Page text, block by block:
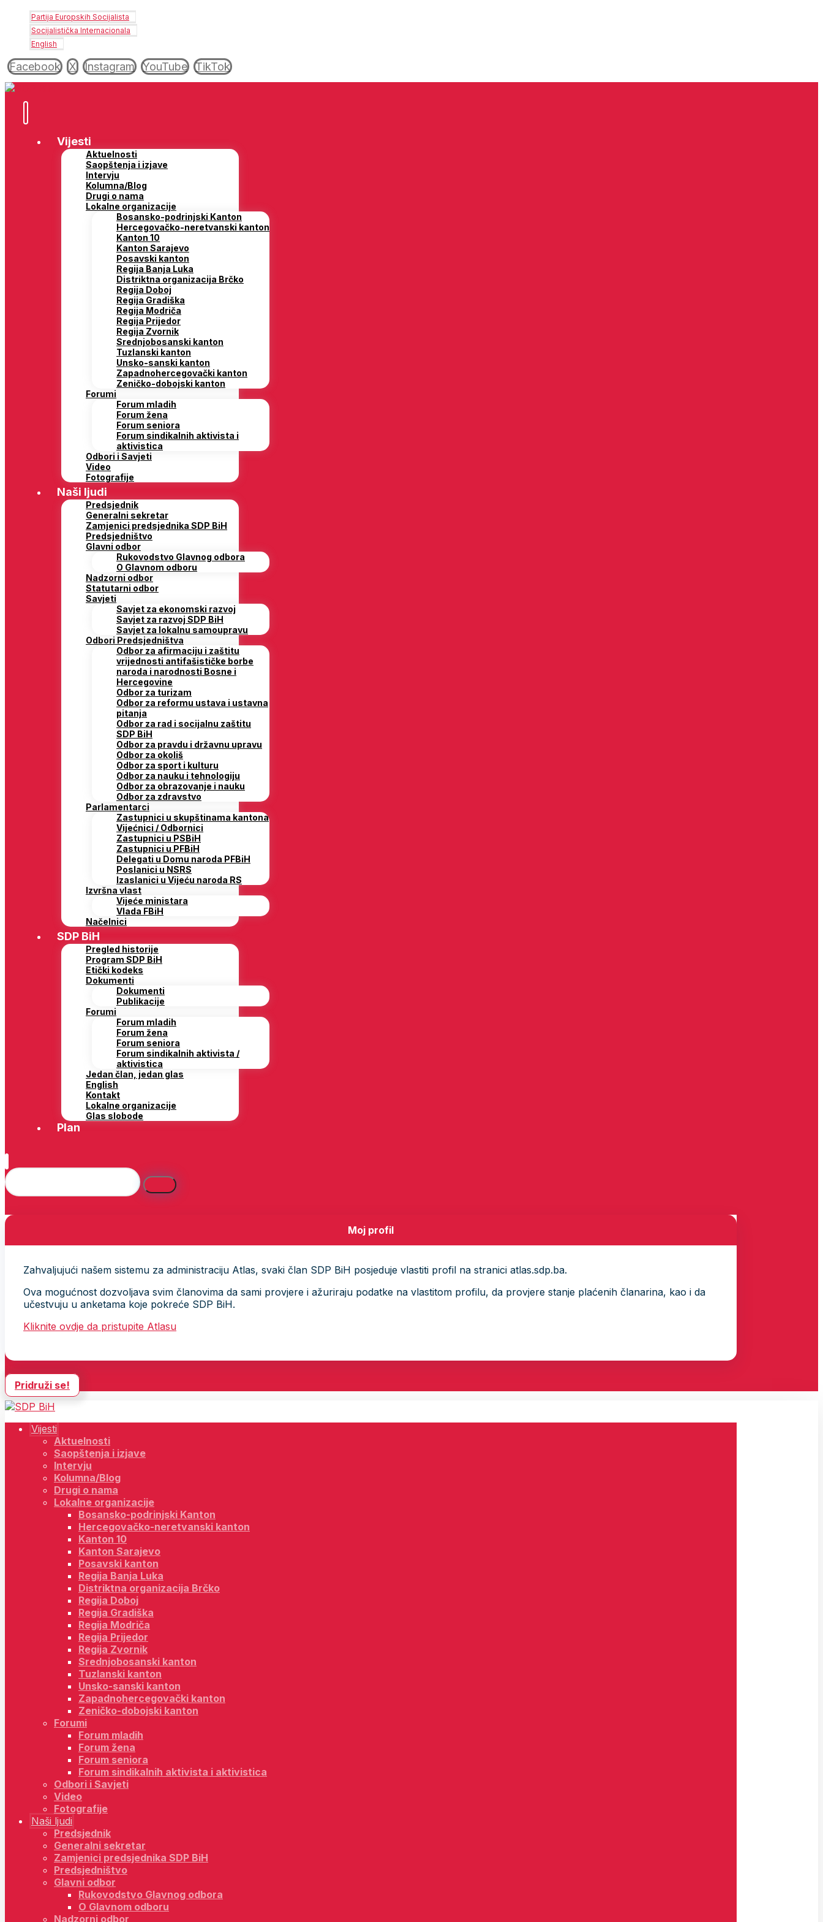
Partija Europskih Socijalista
Socijalistička Internacionala
English
Facebook X Instagram YouTube TikTok
Vijesti
Aktuelnosti
Saopštenja i izjave
Intervju
Kolumna/Blog
Drugi o nama
Lokalne organizacije
Bosansko-podrinjski Kanton
Hercegovačko-neretvanski kanton
Kanton 10
Kanton Sarajevo
Posavski kanton
Regija Banja Luka
Distriktna organizacija Brčko
Regija Doboj
Regija Gradiška
Regija Modriča
Regija Prijedor
Regija Zvornik
Srednjobosanski kanton
Tuzlanski kanton
Unsko-sanski kanton
Zapadnohercegovački kanton
Zeničko-dobojski kanton
Forumi
Forum mladih
Forum žena
Forum seniora
Forum sindikalnih aktivista i
aktivistica
Odbori i Savjeti
Video
Fotografije
Naši ljudi
Predsjednik
Generalni sekretar
Zamjenici predsjednika SDP BiH
Predsjedništvo
Glavni odbor
Rukovodstvo Glavnog odbora
O Glavnom odboru
Nadzorni odbor
Statutarni odbor
Savjeti
Savjet za ekonomski razvoj
Savjet za razvoj SDP BiH
Savjet za lokalnu samoupravu
Odbori Predsjedništva
Odbor za afirmaciju i zaštitu
vrijednosti antifašističke borbe
naroda i narodnosti Bosne i
Hercegovine
Odbor za turizam
Odbor za reformu ustava i ustavna
pitanja
Odbor za rad i socijalnu zaštitu
SDP BiH
Odbor za pravdu i državnu upravu
Odbor za okoliš
Odbor za sport i kulturu
Odbor za nauku i tehnologiju
Odbor za obrazovanje i nauku
Odbor za zdravstvo
Parlamentarci
Zastupnici u skupštinama kantona
Vijećnici / Odbornici
Zastupnici u PSBiH
Zastupnici u PFBiH
Delegati u Domu naroda PFBiH
Poslanici u NSRS
Izaslanici u Vijeću naroda RS
Izvršna vlast
Vijeće ministara
Vlada FBiH
Načelnici
SDP BiH
Pregled historije
Program SDP BiH
Etički kodeks
Dokumenti
Dokumenti
Publikacije
Forumi
Forum mladih
Forum žena
Forum seniora
Forum sindikalnih aktivista /
aktivistica
Jedan član, jedan glas
English
Kontakt
Lokalne organizacije
Glas slobode
Plan
Moj profil
Zahvaljujući našem sistemu za administraciju Atlas, svaki član SDP BiH posjeduje vlastiti profil na stranici atlas.sdp.ba.
Ova mogućnost dozvoljava svim članovima da sami provjere i ažuriraju podatke na vlastitom profilu, da provjere stanje plaćenih članarina, kao i da
učestvuju u anketama koje pokreće SDP BiH.
Kliknite ovdje da pristupite Atlasu
Pridruži se!
Vijesti
Aktuelnosti
Saopštenja i izjave
Intervju
Kolumna/Blog
Drugi o nama
Lokalne organizacije
Bosansko-podrinjski Kanton
Hercegovačko-neretvanski kanton
Kanton 10
Kanton Sarajevo
Posavski kanton
Regija Banja Luka
Distriktna organizacija Brčko
Regija Doboj
Regija Gradiška
Regija Modriča
Regija Prijedor
Regija Zvornik
Srednjobosanski kanton
Tuzlanski kanton
Unsko-sanski kanton
Zapadnohercegovački kanton
Zeničko-dobojski kanton
Forumi
Forum mladih
Forum žena
Forum seniora
Forum sindikalnih aktivista i aktivistica
Odbori i Savjeti
Video
Fotografije
Naši ljudi
Predsjednik
Generalni sekretar
Zamjenici predsjednika SDP BiH
Predsjedništvo
Glavni odbor
Rukovodstvo Glavnog odbora
O Glavnom odboru
Nadzorni odbor